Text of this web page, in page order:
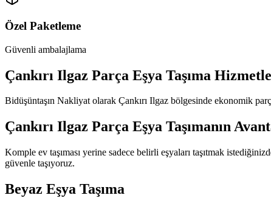
Özel Paketleme
Güvenli ambalajlama
Çankırı Ilgaz Parça Eşya Taşıma
Bidüşüntaşın Nakliyat olarak Çankırı Ilgaz bölgesinde ekonomik
Çankırı Ilgaz Parça Eşya Taşımanın
Komple ev taşıması yerine sadece belirli eşyaları taşıtmak
güvenle taşıyoruz.
Beyaz Eşya Taşıma